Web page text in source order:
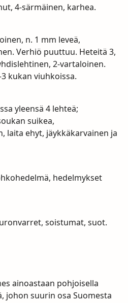
4-särmäinen, karhea.
n. 1 mm leveä,
Verhiö puuttuu. Heteitä 3,
2-vartaloinen.
kukan viuhkoissa.
yleensä 4 lehteä;
suikea,
laita ehyt, jäykkäkarvainen ja
hedelmykset
soistumat, suot.
ainoastaan pohjoisella
johon suurin osa Suomesta